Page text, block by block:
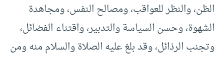
الظن، والنظر للعواقب، ومصالح النفس، ومجاهدة
الشهوة، وحسن السياسة والتدبير، واقتناء الفضائل،
وتجنب الرذائل، وقد بلغ عليه الصلاة والسلام منه ومن